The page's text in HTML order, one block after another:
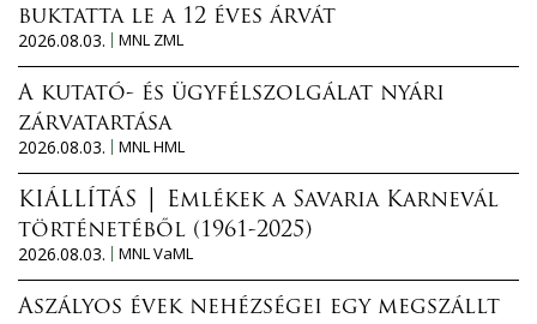
buktatta le a 12 éves árvát
2026.08.03.
MNL ZML
A kutató- és ügyfélszolgálat nyári
zárvatartása
2026.08.03.
MNL HML
KIÁLLÍTÁS │ Emlékek a Savaria Karnevál
történetéből (1961-2025)
2026.08.03.
MNL VaML
Aszályos évek nehézségei egy megszállt